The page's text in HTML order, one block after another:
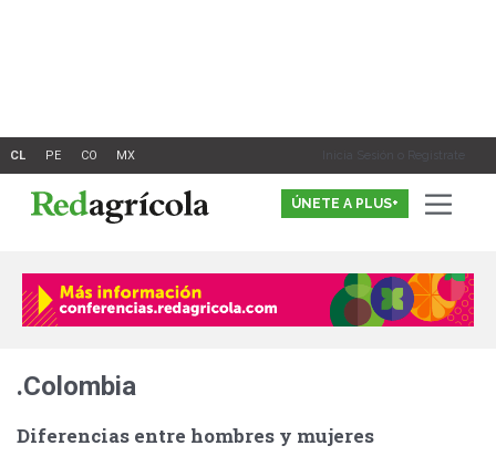
Inicia Sesión o Registrate
ÚNETE A PLUS+
.Colombia
Diferencias entre hombres y mujeres